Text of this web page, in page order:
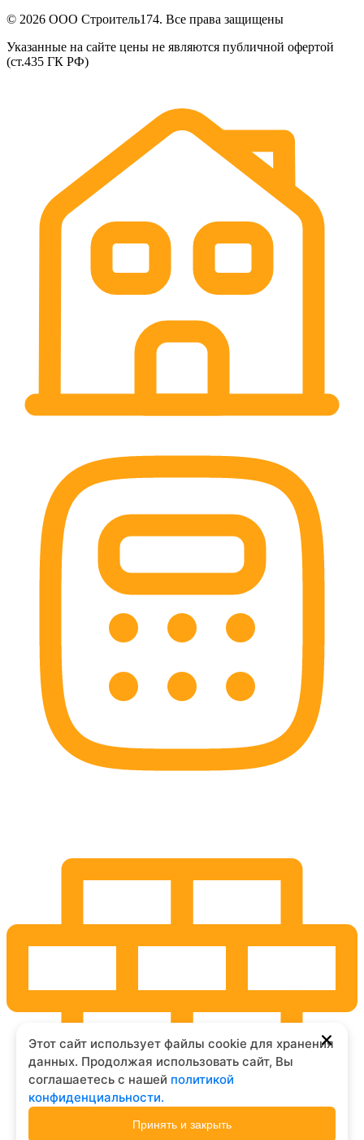
© 2026 ООО Строитель174. Все права защищены
Указанные на сайте цены не являются публичной офертой
(ст.435 ГК РФ)
Этот сайт использует файлы cookie для хранения
данных. Продолжая использовать сайт, Вы
соглашаетесь с нашей политикой
конфиденциальности.
Принять и закрыть